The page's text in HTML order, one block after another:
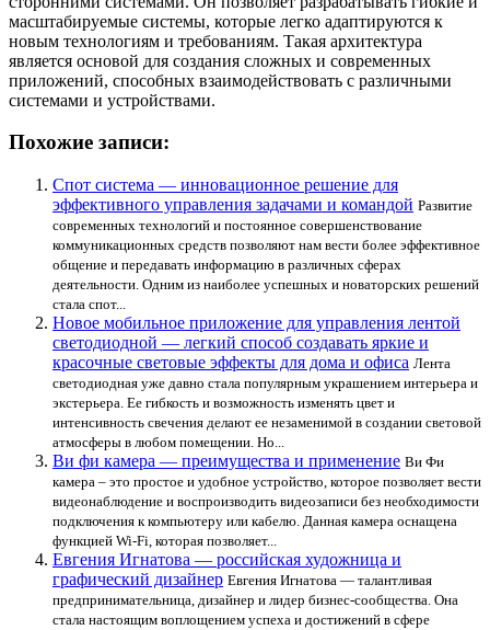
масштабируемые системы, которые легко адаптируются к
новым технологиям и требованиям. Такая архитектура
является основой для создания сложных и современных
приложений, способных взаимодействовать с различными
системами и устройствами.
Похожие записи:
Спот система — инновационное решение для
эффективного управления задачами и командой Развитие
современных технологий и постоянное совершенствование
коммуникационных средств позволяют нам вести более эффективное
общение и передавать информацию в различных сферах
деятельности. Одним из наиболее успешных и новаторских решений
стала спот...
Новое мобильное приложение для управления лентой
светодиодной — легкий способ создавать яркие и
красочные световые эффекты для дома и офиса Лента
светодиодная уже давно стала популярным украшением интерьера и
экстерьера. Ее гибкость и возможность изменять цвет и
интенсивность свечения делают ее незаменимой в создании световой
атмосферы в любом помещении. Но...
Ви фи камера — преимущества и применение Ви Фи
камера – это простое и удобное устройство, которое позволяет вести
видеонаблюдение и воспроизводить видеозаписи без необходимости
подключения к компьютеру или кабелю. Данная камера оснащена
функцией Wi-Fi, которая позволяет...
Евгения Игнатова — российская художница и
графический дизайнер Евгения Игнатова — талантливая
предпринимательница, дизайнер и лидер бизнес-сообщества. Она
стала настоящим воплощением успеха и достижений в сфере